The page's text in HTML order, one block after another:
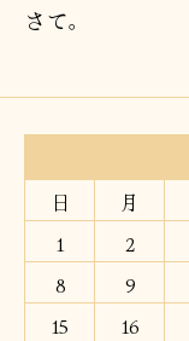
さて。
日
月
1
2
8
9
15
16